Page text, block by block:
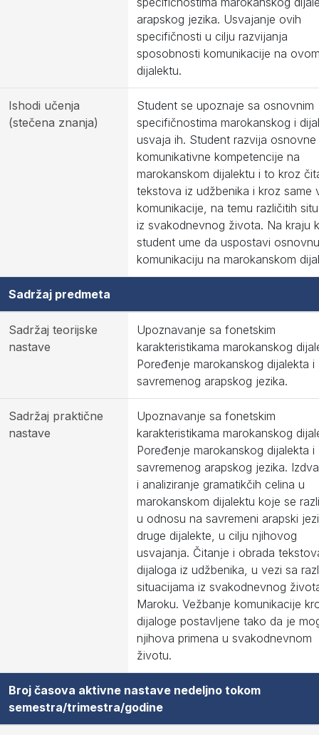
arapskog jezika. Usvajanje ovih
specifičnosti u cilju razvijanja
sposobnosti komunikacije na
dijalektu.
Ishodi učenja
(stečena znanja)
Student se upoznaje sa osnovnim
specifičnostima marokanskog i
usvaja ih. Student razvija osnovne
komunikativne kompetencije na
marokanskom dijalektu i to kroz
tekstova iz udžbenika i kroz same
komunikacije, na temu različitih
iz svakodnevnog života. Na kraju
student ume da uspostavi osnovnu
komunikaciju na marokanskom
Sadržaj predmeta
Sadržaj teorijske
nastave
Upoznavanje sa fonetskim
karakteristikama marokanskog
Poređenje marokanskog dijalekta i
savremenog arapskog jezika.
Sadržaj praktične
nastave
Upoznavanje sa fonetskim
karakteristikama marokanskog
Poređenje marokanskog dijalekta i
savremenog arapskog jezika.
i analiziranje gramatikčih celina u
marokanskom dijalektu koje se
u odnosu na savremeni arapski
druge dijalekte, u cilju njihovog
usvajanja. Čitanje i obrada
dijaloga iz udžbenika, u vezi sa
situacijama iz svakodnevnog
Maroku. Vežbanje komunikacije
dijaloge postavljene tako da je
njihova primena u svakodnevnom
životu.
Broj časova aktivne nastave nedeljno tokom
semestra/trimestra/godine